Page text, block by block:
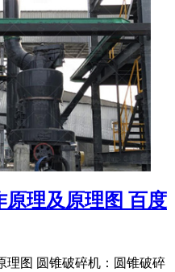
原理及原理图 百度
理图 圆锥破碎机：圆锥破碎